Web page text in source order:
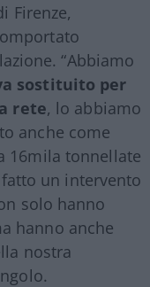
Firenze,
“Abbiamo
sostituito per
rete, lo abbiamo
anche come
16mila tonnellate
un intervento
solo hanno
hanno anche
nostra